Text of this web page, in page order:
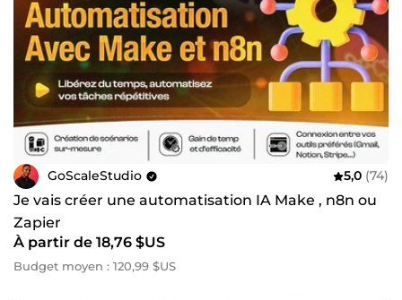
GoScaleStudio 5,0 (74)
Je vais créer une automatisation IA Make , n8n ou
Zapier
À partir de 18,76 $US
Budget moyen : 120,99 $US